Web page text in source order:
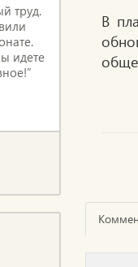
труд.
идете
В